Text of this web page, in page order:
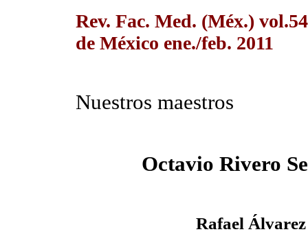
Rev. Fac. Med. (Méx.)
de México ene./feb. 2011
Nuestros maestros
Octavio Rivero
Rafael Álvarez